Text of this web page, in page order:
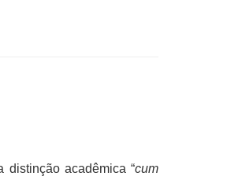
acadêmica “cum